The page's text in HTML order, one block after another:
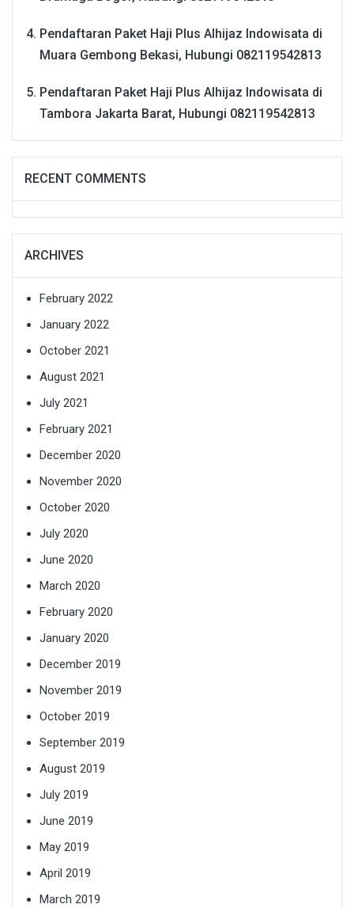
Pendaftaran Paket Haji Plus Alhijaz Indowisata di
Muara Gembong Bekasi, Hubungi 082119542813
Pendaftaran Paket Haji Plus Alhijaz Indowisata di
Tambora Jakarta Barat, Hubungi 082119542813
RECENT COMMENTS
ARCHIVES
February 2022
January 2022
October 2021
August 2021
July 2021
February 2021
December 2020
November 2020
October 2020
July 2020
June 2020
March 2020
February 2020
January 2020
December 2019
November 2019
October 2019
September 2019
August 2019
July 2019
June 2019
May 2019
April 2019
March 2019